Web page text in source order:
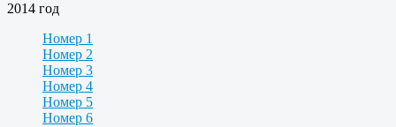
2014 год
Номер 1
Номер 2
Номер 3
Номер 4
Номер 5
Номер 6